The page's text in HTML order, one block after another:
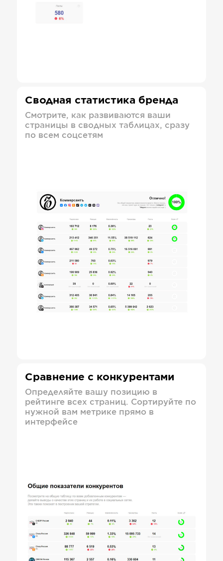
Сводная статистика бренда
Смотрите, как развиваются ваши
страницы в сводных таблицах, сразу
по всем соцсетям
Сравнение с конкурентами
Определяйте вашу позицию в
рейтинге всех страниц. Сортируйте по
нужной вам метрике прямо в
интерфейсе